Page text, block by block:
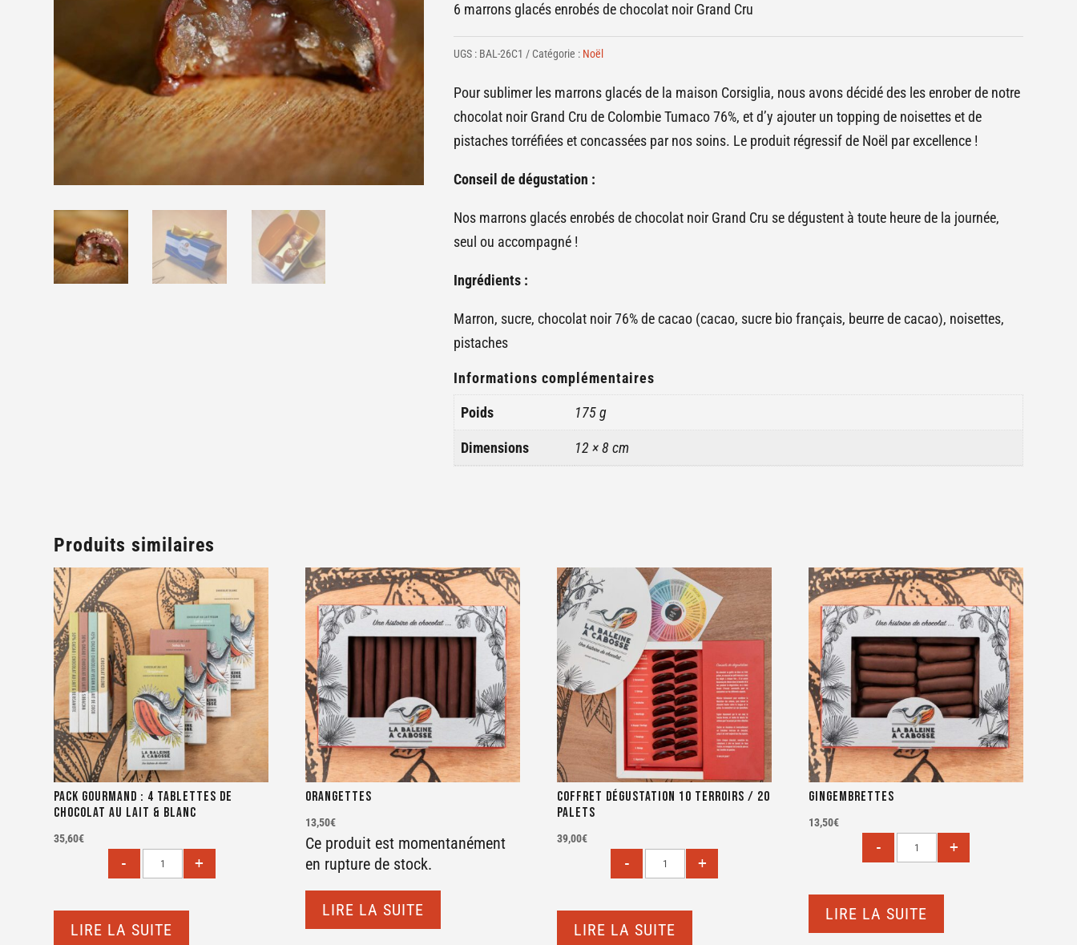
6 marrons glacés enrobés de chocolat noir Grand Cru
UGS : BAL-26C1 Catégorie : Noël
Pour sublimer les marrons glacés de la maison Corsiglia, nous avons décidé des les enrober de notre
chocolat noir Grand Cru de Colombie Tumaco 76%, et d’y ajouter un topping de noisettes et de
pistaches torréfiées et concassées par nos soins. Le produit régressif de Noël par excellence !
Conseil de dégustation :
Nos marrons glacés enrobés de chocolat noir Grand Cru se dégustent à toute heure de la journée,
seul ou accompagné !
Ingrédients :
Marron, sucre, chocolat noir 76% de cacao (cacao, sucre bio français, beurre de cacao), noisettes,
pistaches
Informations complémentaires
Poids 175 g
Dimensions 12 × 8 cm
Produits similaires
Pack Gourmand : 4 tablettes de
chocolat au lait & blanc
35,60€
LIRE LA SUITE
Orangettes
13,50€
Ce produit est momentanément
en rupture de stock.
LIRE LA SUITE
Coffret dégustation 10 terroirs / 20
palets
39,00€
LIRE LA SUITE
Gingembrettes
13,50€
LIRE LA SUITE